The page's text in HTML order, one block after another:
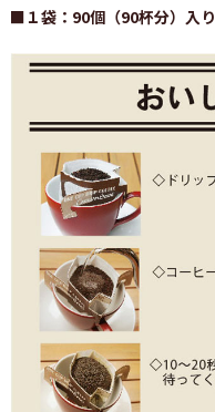
■１袋：90個（90杯分）入り